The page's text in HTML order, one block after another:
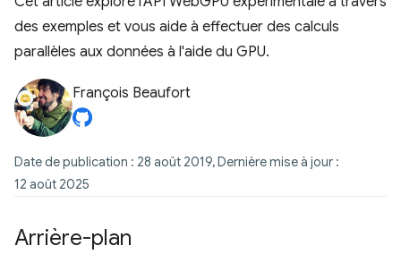
des exemples et vous aide à effectuer des calculs
parallèles aux données à l'aide du GPU.
François Beaufort
Date de publication : 28 août 2019, Dernière mise à jour :
12 août 2025
Arrière-plan